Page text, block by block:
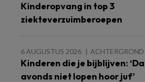
Kinderopvang in top 3
ziekteverzuimberoepen
6 AUGUSTUS 2026 ACHTERGROND
Kinderen die je bijblijven:
avonds niet lopen hoor juf’